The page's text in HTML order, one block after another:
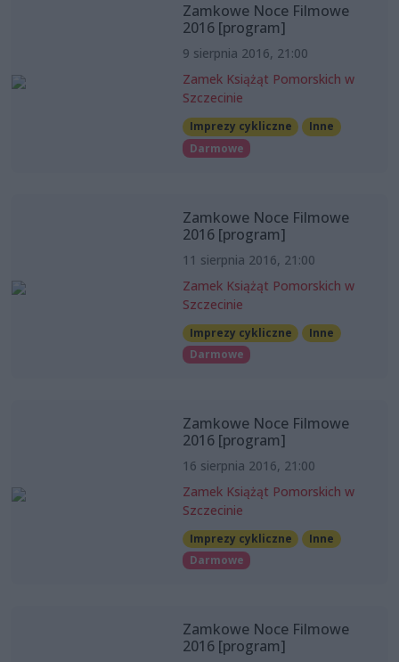
Zamkowe Noce Filmowe
2016 [program]
9 sierpnia 2016, 21:00
Zamek Książąt Pomorskich w
Szczecinie
Imprezy cykliczne
Inne
Darmowe
Zamkowe Noce Filmowe
2016 [program]
11 sierpnia 2016, 21:00
Zamek Książąt Pomorskich w
Szczecinie
Imprezy cykliczne
Inne
Darmowe
Zamkowe Noce Filmowe
2016 [program]
16 sierpnia 2016, 21:00
Zamek Książąt Pomorskich w
Szczecinie
Imprezy cykliczne
Inne
Darmowe
Zamkowe Noce Filmowe
2016 [program]